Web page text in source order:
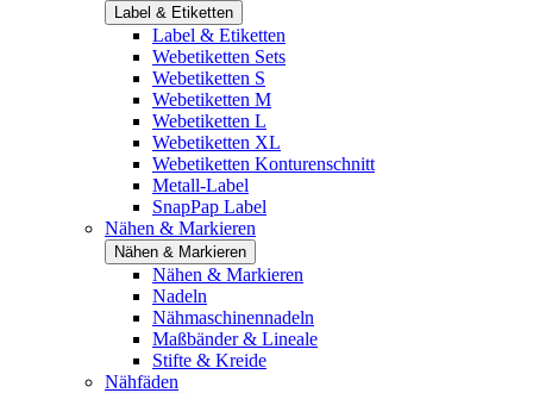
Label & Etiketten
Label & Etiketten
Webetiketten Sets
Webetiketten S
Webetiketten M
Webetiketten L
Webetiketten XL
Webetiketten Konturenschnitt
Metall-Label
SnapPap Label
Nähen & Markieren
Nähen & Markieren
Nähen & Markieren
Nadeln
Nähmaschinennadeln
Maßbänder & Lineale
Stifte & Kreide
Nähfäden